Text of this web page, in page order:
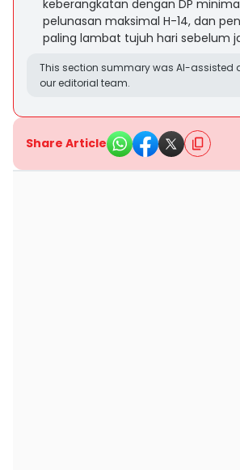
keberangkatan dengan DP
pelunasan maksimal H-14, dan
paling lambat tujuh hari sebelum
This section summary was AI-assisted
our editorial team.
Share Article